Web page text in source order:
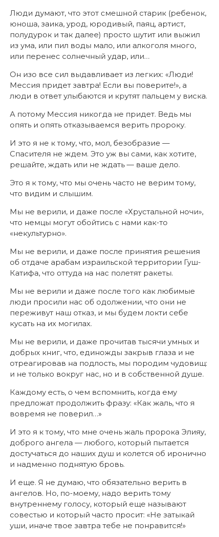
Люди думают, что этот смешной старик (ребенок,
юноша, заика, урод, юродивый, паяц, артист,
полудурок и так далее) просто шутит или выжил
из ума, или пил воды мало, или алкоголя много,
или перенес солнечный удар, или…
Он изо все сил выдавливает из легких: «Люди!
Мессия придет завтра! Если вы поверите!», а
люди в ответ улыбаются и крутят пальцем у виска.
А потому Мессия никогда не придет. Ведь мы
опять и опять отказываемся верить пророку.
И это я не к тому, что, мол, безобразие —
Спасителя не ждем. Это уж вы сами, как хотите,
решайте, ждать или не ждать — ваше дело.
Это я к тому, что мы очень часто не верим тому,
что видим и слышим.
Мы не верили, и даже после «Хрустальной ночи»,
что немцы могут обойтись с нами как-то
«некультурно».
Мы не верили, и даже после принятия решения
об отдаче арабам израильской территории Гуш-
Катифа, что оттуда на нас полетят ракеты.
Мы не верили и даже после того как любимые
люди просили нас об одолжении, что они не
переживут наш отказ, и мы будем локти себе
кусать на их могилах.
Мы не верили, и даже прочитав тысячи умных и
добрых книг, что, единожды закрыв глаза и не
отреагировав на подлость, мы породим чудовищ:
и не только вокруг нас, но и в собственной душе.
Каждому есть, о чем вспомнить, когда ему
предложат продолжить фразу: «Как жаль, что я
вовремя не поверил…»
И это я к тому, что мне очень жаль пророка Элияу,
доброго ангела — любого, который пытается
достучаться до наших душ и колется об иронично
и надменно поднятую бровь.
И еще. Я не думаю, что обязательно верить в
ангелов. Но, по-моему, надо верить тому
внутреннему голосу, который еще называют
совестью и который часто просит: «Не затыкай
уши, иначе твое завтра тебе не понравится!»